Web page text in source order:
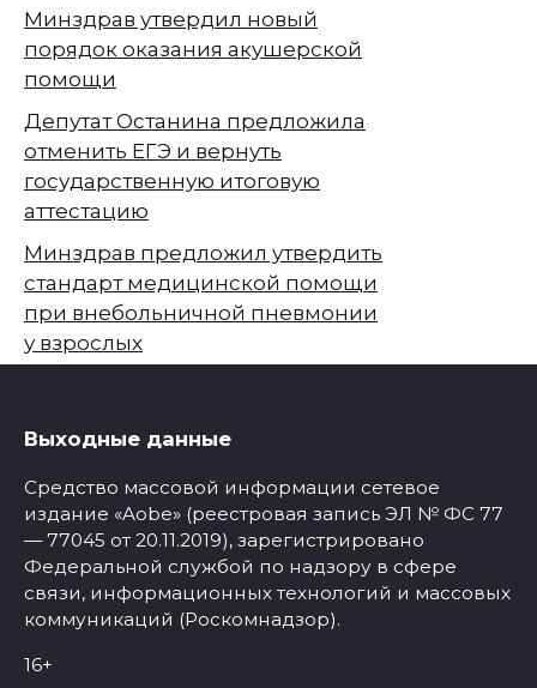
Минздрав утвердил новый
порядок оказания акушерской
помощи
Депутат Останина предложила
отменить ЕГЭ и вернуть
государственную итоговую
аттестацию
Минздрав предложил утвердить
стандарт медицинской помощи
при внебольничной пневмонии
у взрослых
Выходные данные
Средство массовой информации сетевое
издание «Aobe» (реестровая запись ЭЛ № ФС 77
— 77045 от 20.11.2019), зарегистрировано
Федеральной службой по надзору в сфере
связи, информационных технологий и массовых
коммуникаций (Роскомнадзор).
16+